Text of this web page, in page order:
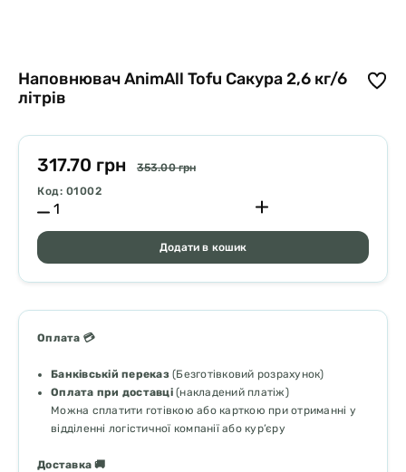
Наповнювач AnimAll Tofu Сакура 2,6 кг/6
літрів
317.70 грн
353.00 грн
Код: 01002
Додати в кошик
Оплата 💳
Банківській переказ(Безготівковий розрахунок)
Оплата при доставці(накладений платіж)
Можна сплатити готівкою або карткою при отриманні у
відділенні логістичної компанії або кур’єру
Доставка 🚚